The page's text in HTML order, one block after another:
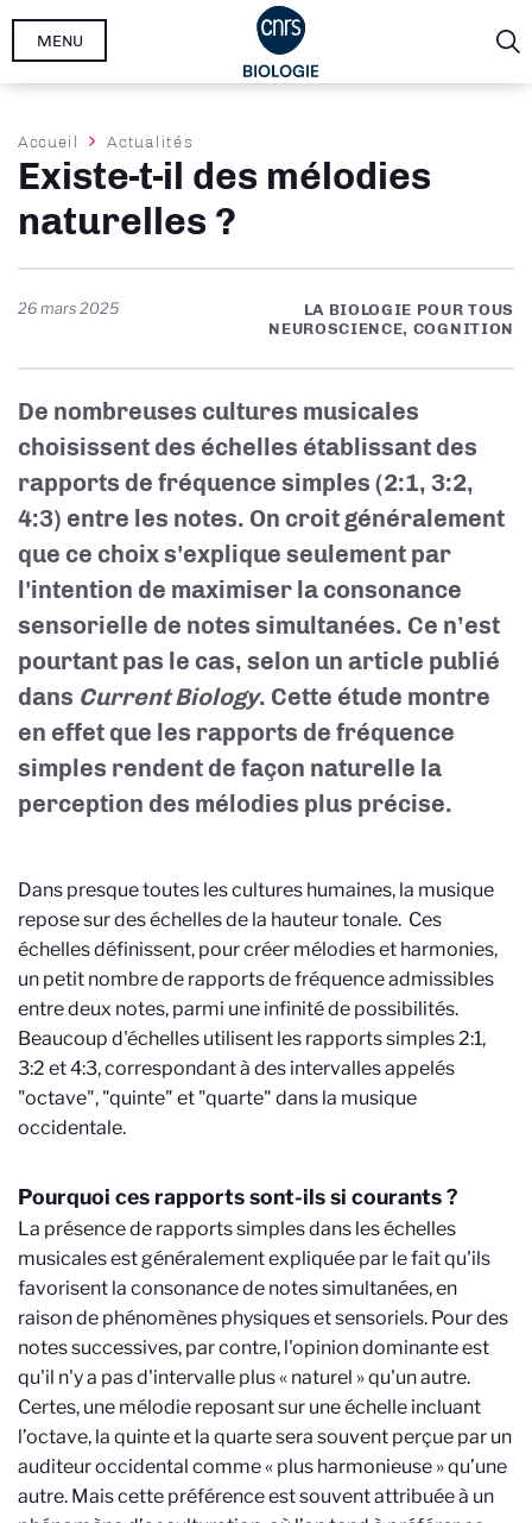
Aller
MENU
Fil
d'Ariane
Accueil Actualités
Existe-t-il des mélodies
naturelles ?
26 mars 2025
LA BIOLOGIE POUR TOUS
NEUROSCIENCE, COGNITION
De nombreuses cultures musicales
choisissent des échelles établissant des
rapports de fréquence simples (2:1, 3:2,
4:3) entre les notes. On croit généralement
que ce choix s'explique seulement par
l'intention de maximiser la consonance
sensorielle de notes simultanées. Ce n’est
pourtant pas le cas, selon un article publié
dans Current Biology. Cette étude montre
en effet que les rapports de fréquence
simples rendent de façon naturelle la
perception des mélodies plus précise.
Dans presque toutes les cultures humaines, la musique
repose sur des échelles de la hauteur tonale. Ces
échelles définissent, pour créer mélodies et harmonies,
un petit nombre de rapports de fréquence admissibles
entre deux notes, parmi une infinité de possibilités.
Beaucoup d'échelles utilisent les rapports simples 2:1,
3:2 et 4:3, correspondant à des intervalles appelés
"octave", "quinte" et "quarte" dans la musique
occidentale.
Pourquoi ces rapports sont-ils si courants ?
La présence de rapports simples dans les échelles
musicales est généralement expliquée par le fait qu'ils
favorisent la consonance de notes simultanées, en
raison de phénomènes physiques et sensoriels. Pour des
notes successives, par contre, l'opinion dominante est
qu'il n'y a pas d'intervalle plus « naturel » qu'un autre.
Certes, une mélodie reposant sur une échelle incluant
l’octave, la quinte et la quarte sera souvent perçue par un
auditeur occidental comme « plus harmonieuse » qu’une
autre. Mais cette préférence est souvent attribuée à un